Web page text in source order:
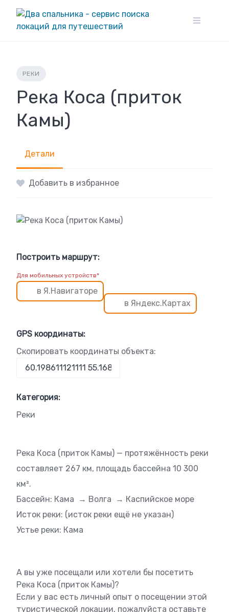
content
РЕКИ
Река Коса (приток
Камы)
Детали
Добавить в избранное
Построить маршрут:
Для мобильных устройств*
в Я.Навигаторе
в Яндекс.Картах
GPS координаты:
Скопировать координаты объекта:
Категория:
Реки
Река Коса (приток Камы) — протяжённость реки
составляет 267 км, площадь бассейна 10 300
км².
Бассейн: Кама → Волга → Каспийское море
Исток реки: (исток реки ещё не указан)
Устье реки: Кама
А вы уже посещали или хотели бы посетить
Река Коса (приток Камы)?
Если у вас есть личный опыт о посещении этой
туристической локации, пожалуйста оставьте